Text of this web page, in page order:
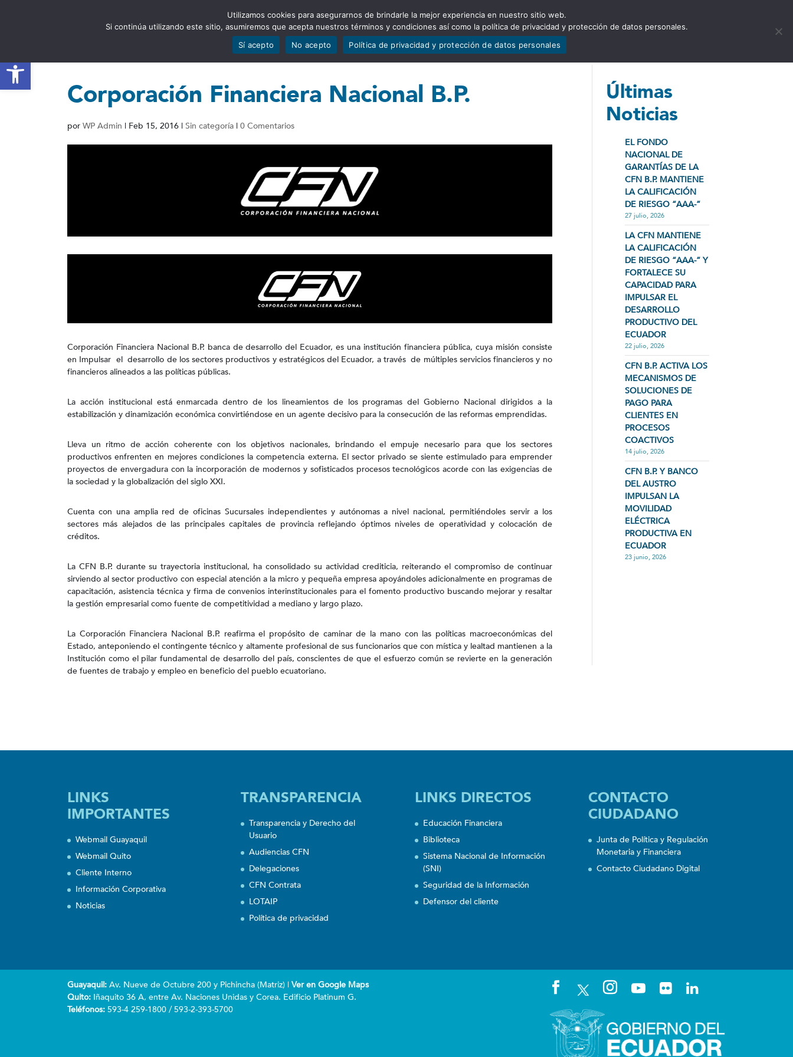
Abrir barra de herramientas
ESTADÍSTICAS PORTAFOLIO QUIÉNES SOMOS TRANSPARENCIA NOTICIAS CONTÁCTENOS
Corporación Financiera Nacional B.P.
por WP Admin | Feb 15, 2016 | Sin categoría | 0 Comentarios
Corporación Financiera Nacional B.P. banca de desarrollo del Ecuador, es una institución financiera pública, cuya misión consiste
en Impulsar el desarrollo de los sectores productivos y estratégicos del Ecuador, a través de múltiples servicios financieros y no
financieros alineados a las políticas públicas.
La acción institucional está enmarcada dentro de los lineamientos de los programas del Gobierno Nacional dirigidos a la
estabilización y dinamización económica convirtiéndose en un agente decisivo para la consecución de las reformas emprendidas.
Lleva un ritmo de acción coherente con los objetivos nacionales, brindando el empuje necesario para que los sectores
productivos enfrenten en mejores condiciones la competencia externa. El sector privado se siente estimulado para emprender
proyectos de envergadura con la incorporación de modernos y sofisticados procesos tecnológicos acorde con las exigencias de
la sociedad y la globalización del siglo XXI.
Cuenta con una amplia red de oficinas Sucursales independientes y autónomas a nivel nacional, permitiéndoles servir a los
sectores más alejados de las principales capitales de provincia reflejando óptimos niveles de operatividad y colocación de
créditos.
La CFN B.P. durante su trayectoria institucional, ha consolidado su actividad crediticia, reiterando el compromiso de continuar
sirviendo al sector productivo con especial atención a la micro y pequeña empresa apoyándoles adicionalmente en programas de
capacitación, asistencia técnica y firma de convenios interinstitucionales para el fomento productivo buscando mejorar y resaltar
la gestión empresarial como fuente de competitividad a mediano y largo plazo.
La Corporación Financiera Nacional B.P. reafirma el propósito de caminar de la mano con las políticas macroeconómicas del
Estado, anteponiendo el contingente técnico y altamente profesional de sus funcionarios que con mística y lealtad mantienen a la
Institución como el pilar fundamental de desarrollo del país, conscientes de que el esfuerzo común se revierte en la generación
de fuentes de trabajo y empleo en beneficio del pueblo ecuatoriano.
Últimas
Noticias
EL FONDO
NACIONAL DE
GARANTÍAS DE LA
CFN B.P. MANTIENE
LA CALIFICACIÓN
DE RIESGO “AAA-”
27 julio, 2026
LA CFN MANTIENE
LA CALIFICACIÓN
DE RIESGO “AAA-” Y
FORTALECE SU
CAPACIDAD PARA
IMPULSAR EL
DESARROLLO
PRODUCTIVO DEL
ECUADOR
22 julio, 2026
CFN B.P. ACTIVA LOS
MECANISMOS DE
SOLUCIONES DE
PAGO PARA
CLIENTES EN
PROCESOS
COACTIVOS
14 julio, 2026
CFN B.P. Y BANCO
DEL AUSTRO
IMPULSAN LA
MOVILIDAD
ELÉCTRICA
PRODUCTIVA EN
ECUADOR
23 junio, 2026
LINKS
IMPORTANTES
Webmail Guayaquil
Webmail Quito
Cliente Interno
Información Corporativa
Noticias
TRANSPARENCIA
Transparencia y Derecho del
Usuario
Audiencias CFN
Delegaciones
CFN Contrata
LOTAIP
Política de privacidad
LINKS DIRECTOS
Educación Financiera
Biblioteca
Sistema Nacional de Información
(SNI)
Seguridad de la Información
Defensor del cliente
CONTACTO
CIUDADANO
Junta de Política y Regulación
Monetaria y Financiera
Contacto Ciudadano Digital
Guayaquil: Av. Nueve de Octubre 200 y Pichincha (Matriz) | Ver en Google Maps
Quito: Iñaquito 36 A, entre Av. Naciones Unidas y Corea. Edificio Platinum G.
Teléfonos: 593-4 259-1800 / 593-2-393-5700
Utilizamos cookies para asegurarnos de brindarle la mejor experiencia en nuestro sitio web.
Si continúa utilizando este sitio, asumiremos que acepta nuestros términos y condiciones así como la política de privacidad y protección de datos personales.
Sí acepto
No acepto Política de privacidad y protección de datos personales